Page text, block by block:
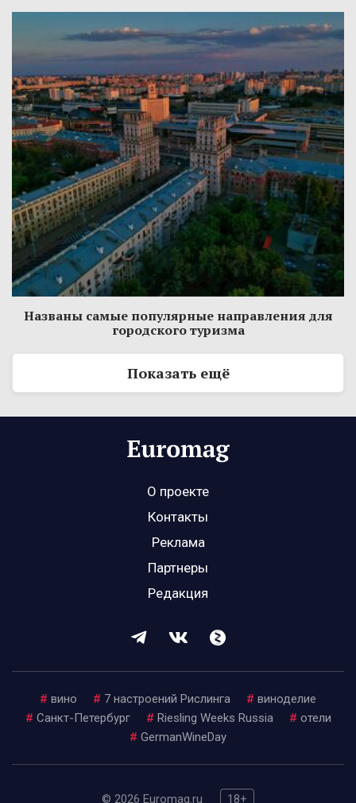
Названы самые популярные направления для
городского туризма
Показать ещё
О проекте
Контакты
Реклама
Партнеры
Редакция
# вино # 7 настроений Рислинга # виноделие
# Санкт-Петербург # Riesling Weeks Russia # отели
# GermanWineDay
© 2026 Euromag.ru 18+